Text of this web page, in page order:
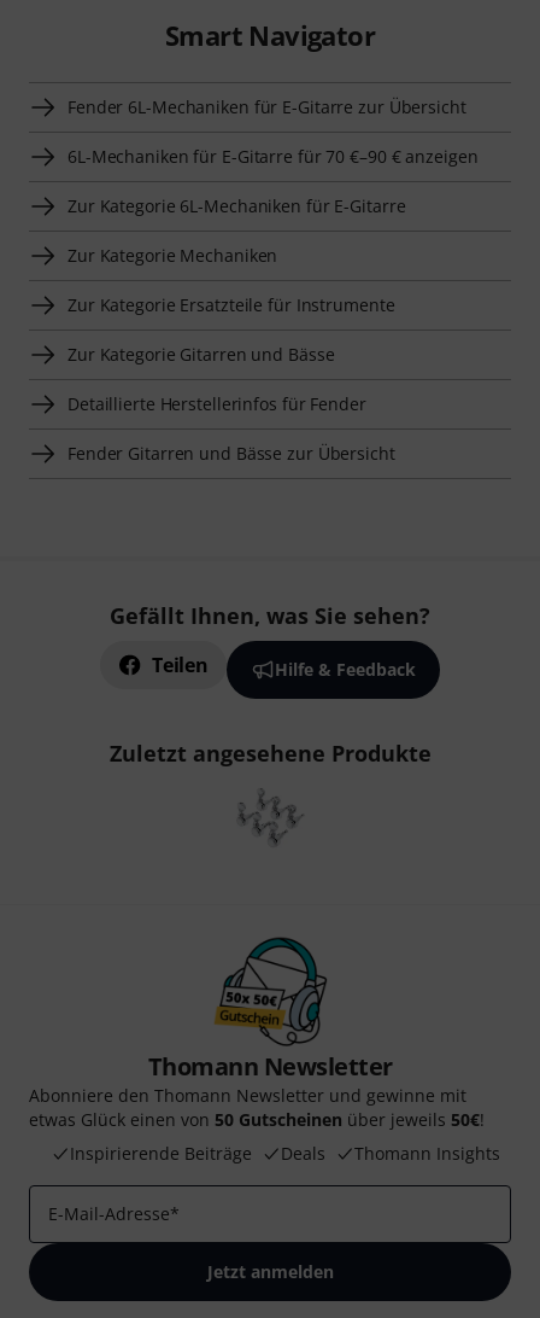
Smart Navigator
Fender 6L-Mechaniken für E-Gitarre zur Übersicht
6L-Mechaniken für E-Gitarre für 70 €–90 € anzeigen
Zur Kategorie 6L-Mechaniken für E-Gitarre
Zur Kategorie Mechaniken
Zur Kategorie Ersatzteile für Instrumente
Zur Kategorie Gitarren und Bässe
Detaillierte Herstellerinfos für Fender
Fender Gitarren und Bässe zur Übersicht
Gefällt Ihnen, was Sie sehen?
Teilen Hilfe & Feedback
Zuletzt angesehene Produkte
Thomann Newsletter
Abonniere den Thomann Newsletter und gewinne mit
etwas Glück einen von 50 Gutscheinen über jeweils 50€!
Inspirierende Beiträge
Deals Thomann Insights
E-Mail-Adresse*
Jetzt anmelden